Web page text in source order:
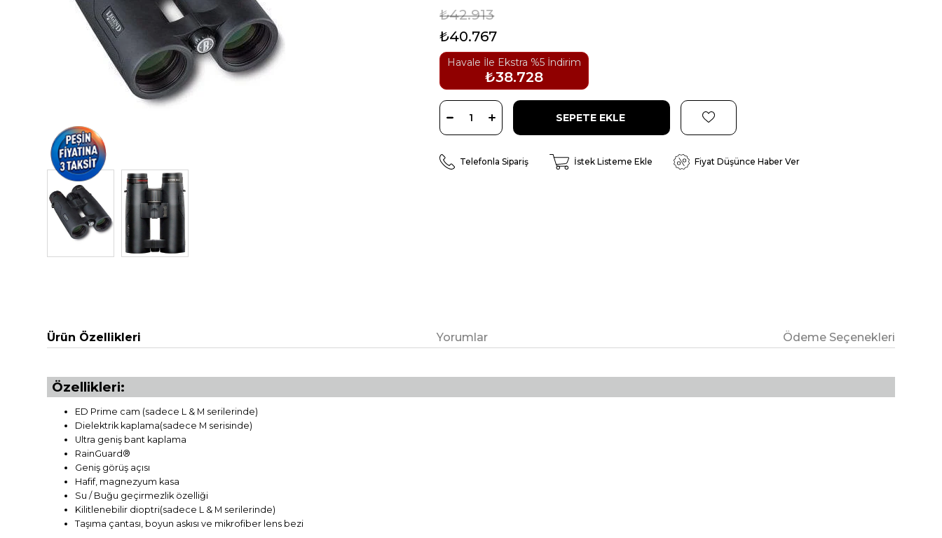
₺42.913
₺40.767
Havale İle Ekstra %5 İndirim
₺38.728
Telefonla Sipariş İstek Listeme Ekle Fiyat Düşünce Haber Ver
Ürün Özellikleri Yorumlar Ödeme Seçenekleri
Özellikleri:
ED Prime cam (sadece L & M serilerinde)
Dielektrik kaplama(sadece M serisinde)
Ultra geniş bant kaplama
RainGuard®
Geniş görüş açısı
Hafif, magnezyum kasa
Su / Buğu geçirmezlik özelliği
Kilitlenebilir dioptri(sadece L & M serilerinde)
Taşıma çantası, boyun askısı ve mikrofiber lens bezi